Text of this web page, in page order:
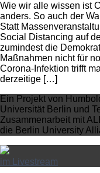
Wie wir alle wissen ist
anders. So auch der
Statt
Social Distancing auf
zumindest die
Maßnahmen nicht für
Corona-Infektion trifft
derzeitige […]
Ein Projekt von
Universität Berlin und
Zusammenarbeit mit
die Berlin University
im Livestream